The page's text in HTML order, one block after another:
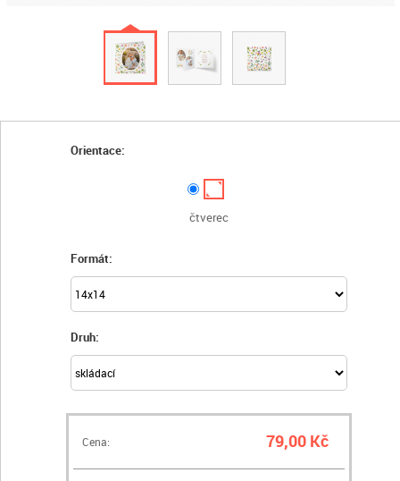
Orientace:
čtverec
Formát:
Druh:
Cena: 79,00 Kč